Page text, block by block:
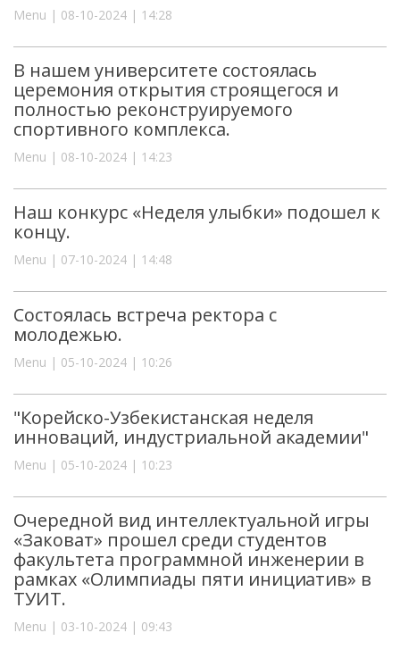
Menu | 08-10-2024 | 14:28
В нашем университете состоялась
церемония открытия строящегося и
полностью реконструируемого
спортивного комплекса.
Menu | 08-10-2024 | 14:23
Наш конкурс «Неделя улыбки» подошел к
концу.
Menu | 07-10-2024 | 14:48
Состоялась встреча ректора с
молодежью.
Menu | 05-10-2024 | 10:26
"Корейско-Узбекистанская неделя
инноваций, индустриальной академии"
Menu | 05-10-2024 | 10:23
Очередной вид интеллектуальной игры
«Заковат» прошел среди студентов
факультета программной инженерии в
рамках «Олимпиады пяти инициатив» в
ТУИТ.
Menu | 03-10-2024 | 09:43